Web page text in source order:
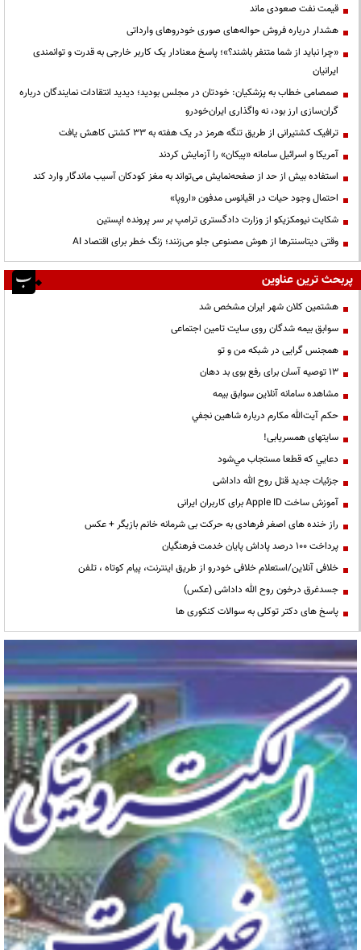
قیمت نفت صعودی ماند
هشدار درباره فروش حواله‌های صوری خودروهای وارداتی
«چرا نباید از شما متنفر باشند؟»؛ پاسخ معنادار یک کاربر خارجی به قدرت و توانمندی
ایرانیان
صمصامی خطاب به پزشکیان: خودتان در مجلس بودید؛ دیدید انتقادات نمایندگان درباره
گران‌سازی ارز بود، نه واگذاری ایران‌خودرو
ترافیک کشتیرانی از طریق تنگه هرمز در یک هفته به ۳۳ کشتی کاهش یافت
آمریکا و اسرائیل سامانه «پیکان» را آزمایش کردند
استفاده بیش از حد از صفحه‌نمایش می‌تواند به مغز کودکان آسیب ماندگار وارد کند
احتمال وجود حیات در اقیانوس مدفون «اروپا»
شکایت نیومکزیکو از وزارت دادگستری ترامپ بر سر پرونده اپستین
وقتی دیتاسنترها از هوش مصنوعی جلو می‌زنند؛ زنگ خطر برای اقتصاد AI
پربحث ترین عناوین
هشتمین کلان شهر ایران مشخص شد
سوابق بیمه شدگان روی سایت تامین اجتماعی
همجنس گرایی در شبکه من و تو
13 توصیه آسان برای رفع بوی بد دهان
مشاهده سامانه آنلاين سوابق بیمه
حكم آيت‌الله مكارم درباره شاهين نجفي
سایتهای همسریابی!
دعايي كه قطعا مستجاب مي‌شود
جزئیات جدید قتل روح الله داداشی
آموزش ساخت Apple ID برای کاربران ایرانی
راز خنده های اصغر فرهادی به حرکت بی شرمانه خانم بازیگر + عکس
پرداخت ۱۰۰ درصد پاداش پایان خدمت فرهنگیان
خلافی آنلاین/استعلام خلافی خودرو از طریق اینترنت، پیام کوتاه ، تلفن
جسدغرق درخون روح الله داداشی (عکس)
پاسخ های دکتر توکلی به سوالات کنکوری ها